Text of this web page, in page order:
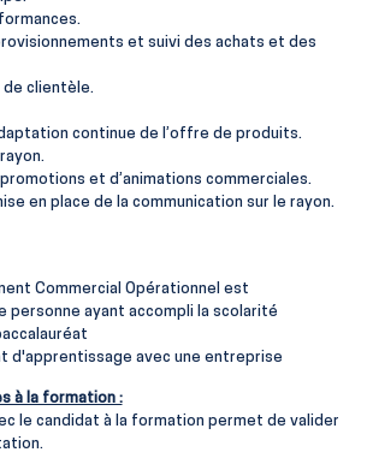
et suivi des achats et des
clientèle.
continue de l’offre de produits.
et d’animations commerciales.
en place de la communication sur le rayon.
Commercial Opérationnel est
personne ayant accompli la scolarité
d'apprentissage avec une entreprise
à la formation :
le candidat à la formation permet de valider